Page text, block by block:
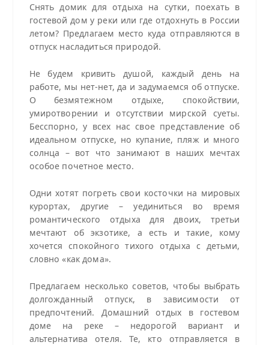
Снять домик для отдыха на сутки, поехать в
гостевой дом у реки или где отдохнуть в России
летом? Предлагаем место куда отправляются в
отпуск насладиться природой.
Не будем кривить душой, каждый день на
работе, мы нет-нет, да и задумаемся об отпуске.
О безмятежном отдыхе, спокойствии,
умиротворении и отсутствии мирской суеты.
Бесспорно, у всех нас свое представление об
идеальном отпуске, но купание, пляж и много
солнца – вот что занимают в наших мечтах
особое почетное место.
Одни хотят погреть свои косточки на мировых
курортах, другие – уединиться во время
романтического отдыха для двоих, третьи
мечтают об экзотике, а есть и такие, кому
хочется спокойного тихого отдыха с детьми,
словно «как дома».
Предлагаем несколько советов, чтобы выбрать
долгожданный отпуск, в зависимости от
предпочтений. Домашний отдых в гостевом
доме на реке – недорогой вариант и
альтернатива отеля. Те, кто отправляется в